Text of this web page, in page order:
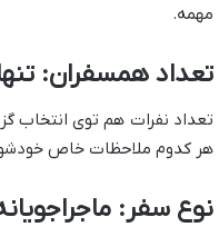
مهمه.
تعداد همسفران:
تعداد نفرات هم توی انتخاب
هر کدوم ملاحظات خاص
نوع سفر: